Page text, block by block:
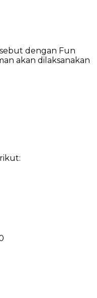
dengan Fun
akan dilaksanakan